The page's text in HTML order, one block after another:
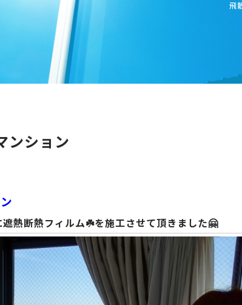
飛
ンション
熱断熱フィルム☘️を施工させて頂きました🤗